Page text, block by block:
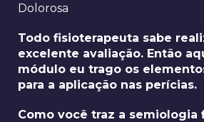
Dolorosa
Todo fisioterapeuta sabe
excelente avaliação. Então
módulo eu trago os
para a aplicação nas perícias.
Como você traz a semiologia